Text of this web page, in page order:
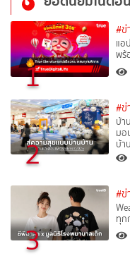
1
#ข่
แอ
พร้
2
#ข่
บ้า
มอ
บ้าน
3
#ข่
ทุก